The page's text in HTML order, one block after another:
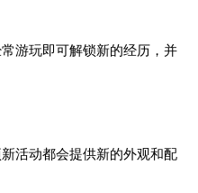
游玩即可解锁新的经历，并
活动都会提供新的外观和配